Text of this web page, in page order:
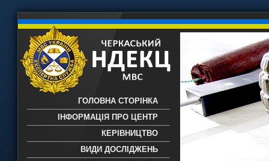
ГОЛОВНА СТОРІНКА
ІНФОРМАЦІЯ ПРО ЦЕНТР
КЕРІВНИЦТВО
ВИДИ ДОСЛІДЖЕНЬ